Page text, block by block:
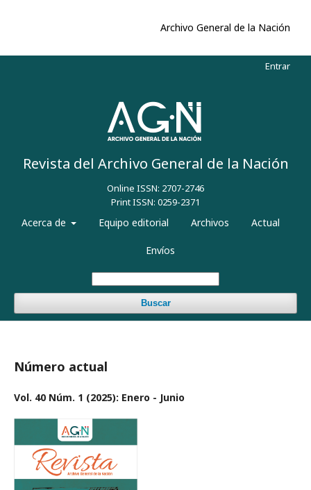
Archivo General de la Nación
Revista del Archivo General de la Nación
Online ISSN: 2707-2746
Print ISSN: 0259-2371
Acerca de Equipo editorial Archivos Actual
Envíos
Buscar
Entrar
Número actual
Vol. 40 Núm. 1 (2025): Enero - Junio